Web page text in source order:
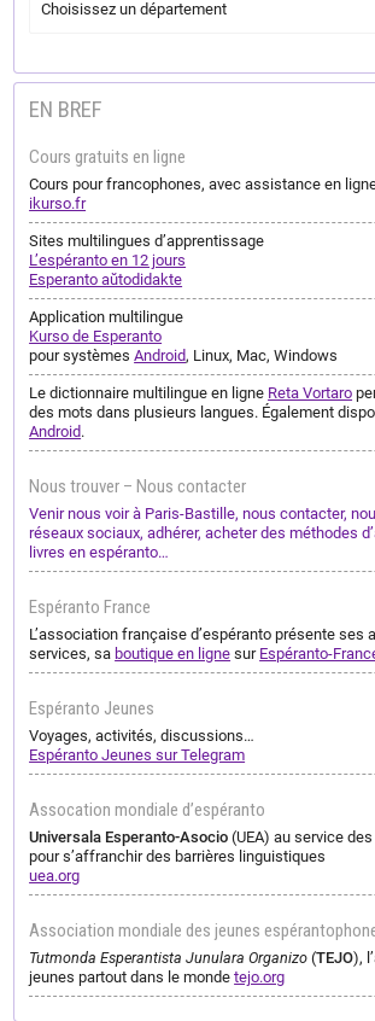
EN BREF
Cours gratuits en ligne
Cours pour francophones, avec assistance en
ikurso.fr
Sites multilingues d’apprentissage
L’espéranto en 12 jours
Esperanto aŭtodidakte
Application multilingue
Kurso de Esperanto
pour systèmesAndroid, Linux, Mac, Windows
Le dictionnaire multilingue en ligne Reta Vortaro
des mots dans plusieurs langues. Également
Android.
Nous trouver – Nous contacter
Venir nous voir à Paris-Bastille, nous contacter,
réseaux sociaux, adhérer, acheter des méthodes
livres en espéranto…
Espéranto France
L’association française d’espéranto présente ses
services, sa boutique en ligne sur Espéranto-
Espéranto Jeunes
Voyages, activités, discussions…
Espéranto Jeunes sur Telegram
Assocation mondiale d’espéranto
Universala Esperanto-Asocio (UEA) au service
pour s’affranchir des barrières linguistiques
uea.org
Association mondiale des jeunes
Tutmonda Esperantista Junulara Organizo (TEJO),
jeunes partout dans le mondetejo.org